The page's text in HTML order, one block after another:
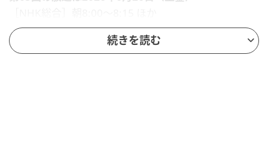
「FIFAワールドカップ2026」放送のため、放送時間の
変更・休止があります。続きを読む